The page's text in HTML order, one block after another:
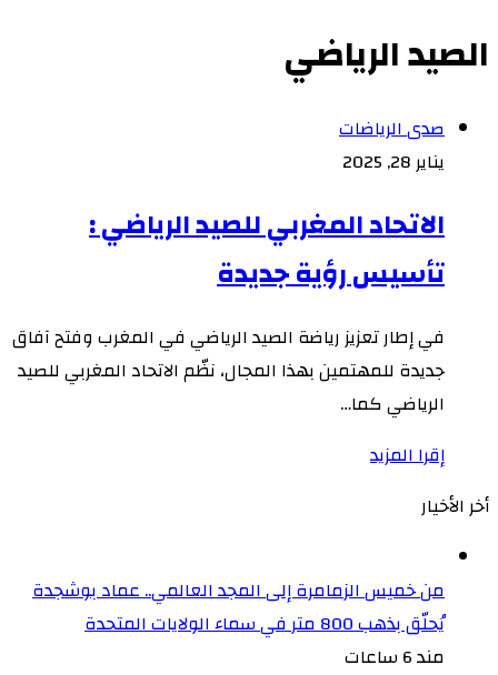
الصيد الرياضي
صدى الرياضات
يناير 28, 2025
الاتحاد المغربي للصيد الرياضي :
تأسيس رؤية جديدة
في إطار تعزيز رياضة الصيد الرياضي في المغرب وفتح آفاق
جديدة للمهتمين بهذا المجال، نظّم الاتحاد المغربي للصيد
الرياضي كما…
إقرا المزيد
أخر الأخيار
من خميس الزمامرة إلى المجد العالمي.. عماد بوشجدة
يُحلّق بذهب 800 متر في سماء الولايات المتحدة
مند 6 ساعات